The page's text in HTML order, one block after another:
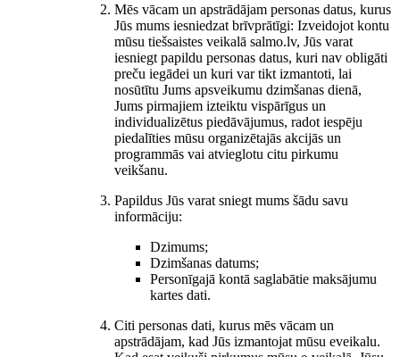
Mēs vācam un apstrādājam personas datus, kurus
Jūs mums iesniedzat brīvprātīgi: Izveidojot kontu
mūsu tiešsaistes veikalā salmo.lv, Jūs varat
iesniegt papildu personas datus, kuri nav obligāti
preču iegādei un kuri var tikt izmantoti, lai
nosūtītu Jums apsveikumu dzimšanas dienā,
Jums pirmajiem izteiktu vispārīgus un
individualizētus piedāvājumus, radot iespēju
piedalīties mūsu organizētajās akcijās un
programmās vai atvieglotu citu pirkumu
veikšanu.
Papildus Jūs varat sniegt mums šādu savu
informāciju:
Dzimums;
Dzimšanas datums;
Personīgajā kontā saglabātie maksājumu
kartes dati.
Citi personas dati, kurus mēs vācam un
apstrādājam, kad Jūs izmantojat mūsu eveikalu.